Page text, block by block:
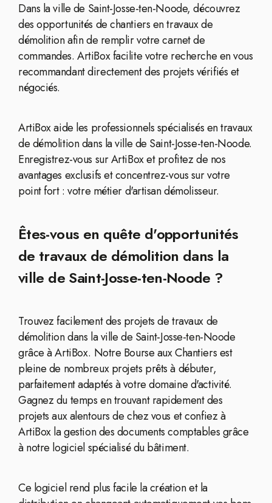
Dans la ville de Saint-Josse-ten-Noode, découvrez
des opportunités de chantiers en travaux de
démolition afin de remplir votre carnet de
commandes. ArtiBox facilite votre recherche en vous
recommandant directement des projets vérifiés et
négociés.
ArtiBox aide les professionnels spécialisés en travaux
de démolition dans la ville de Saint-Josse-ten-Noode.
Enregistrez-vous sur ArtiBox et profitez de nos
avantages exclusifs et concentrez-vous sur votre
point fort : votre métier d'artisan démolisseur.
Êtes-vous en quête d'opportunités
de travaux de démolition dans la
ville de Saint-Josse-ten-Noode ?
Trouvez facilement des projets de travaux de
démolition dans la ville de Saint-Josse-ten-Noode
grâce à ArtiBox. Notre Bourse aux Chantiers est
pleine de nombreux projets prêts à débuter,
parfaitement adaptés à votre domaine d'activité.
Gagnez du temps en trouvant rapidement des
projets aux alentours de chez vous et confiez à
ArtiBox la gestion des documents comptables grâce
à notre logiciel spécialisé du bâtiment.
Ce logiciel rend plus facile la création et la